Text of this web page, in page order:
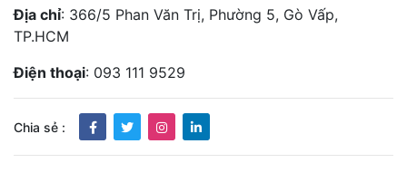
Địa chỉ: 366/5 Phan Văn Trị, Phường 5, Gò Vấp,
TP.HCM
Điện thoại: 093 111 9529
Chia sẻ :